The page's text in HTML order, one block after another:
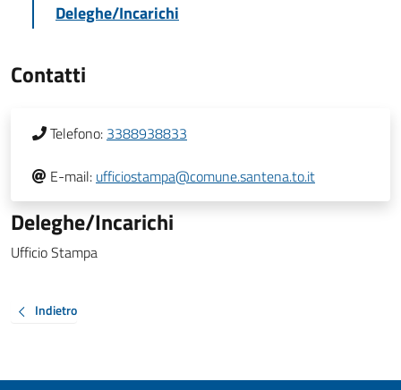
Deleghe/Incarichi
Contatti
Telefono: 3388938833
E-mail: ufficiostampa@comune.santena.to.it
Deleghe/Incarichi
Ufficio Stampa
Indietro